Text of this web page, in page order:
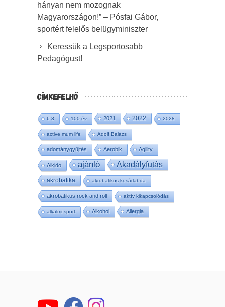
hányan nem mozognak
Magyarországon!” – Pósfai Gábor,
sportért felelős belügyminiszter
Keressük a Legsportosabb
Pedagógust!
CÍMKEFELHŐ
6:3 100 év 2021 2022 2028
active mum life Adolf Balázs
adománygyűjtés Aerobik Agility
Aikido ajánló Akadályfutás
akrobatika akrobatikus kosárlabda
akrobatikus rock and roll aktív kikapcsolódás
alkalmi sport Alkohol Allergia